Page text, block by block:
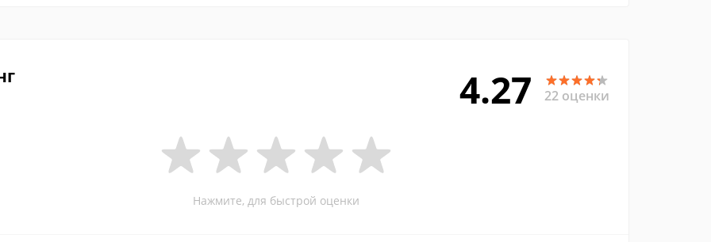
4.27 22 оценки
Нажмите, для быстрой оценки